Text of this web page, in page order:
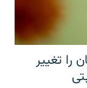
را تغییر